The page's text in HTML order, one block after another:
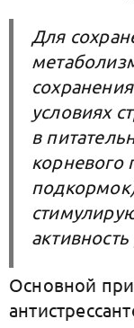
Для
условиях
в
корневого
Основной